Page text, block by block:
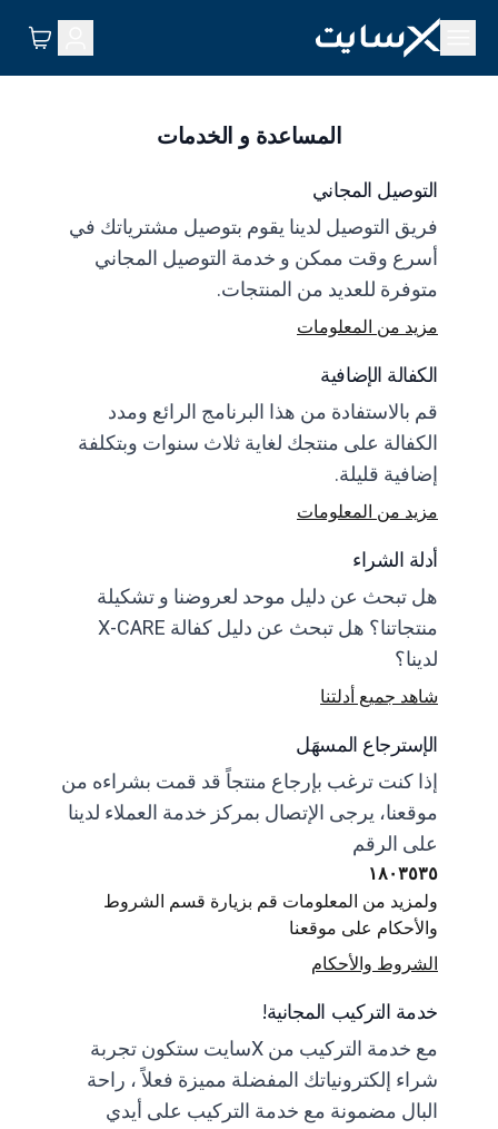
المساعدة و الخدمات
التوصيل المجاني
فريق التوصيل لدينا يقوم بتوصيل مشترياتك في
أسرع وقت ممكن و خدمة التوصيل المجاني
متوفرة للعديد من المنتجات.
مزيد من المعلومات
الكفالة الإضافية
قم بالاستفادة من هذا البرنامج الرائع ومدد
الكفالة على منتجك لغاية ثلاث سنوات وبتكلفة
إضافية قليلة.
مزيد من المعلومات
أدلة الشراء
هل تبحث عن دليل موحد لعروضنا و تشكيلة
منتجاتنا؟ هل تبحث عن دليل كفالة X-CARE
لدينا؟
شاهد جميع أدلتنا
الإسترجاع المسهَل
إذا كنت ترغب بإرجاع منتجاً قد قمت بشراءه من
موقعنا، يرجى الإتصال بمركز خدمة العملاء لدينا
على الرقم
١٨٠٣٥٣٥
ولمزيد من المعلومات قم بزيارة قسم الشروط
والأحكام على موقعنا
الشروط والأحكام
خدمة التركيب المجانية!
مع خدمة التركيب من Xسايت ستكون تجربة
شراء إلكترونياتك المفضلة مميزة فعلاً ، راحة
البال مضمونة مع خدمة التركيب على أيدي